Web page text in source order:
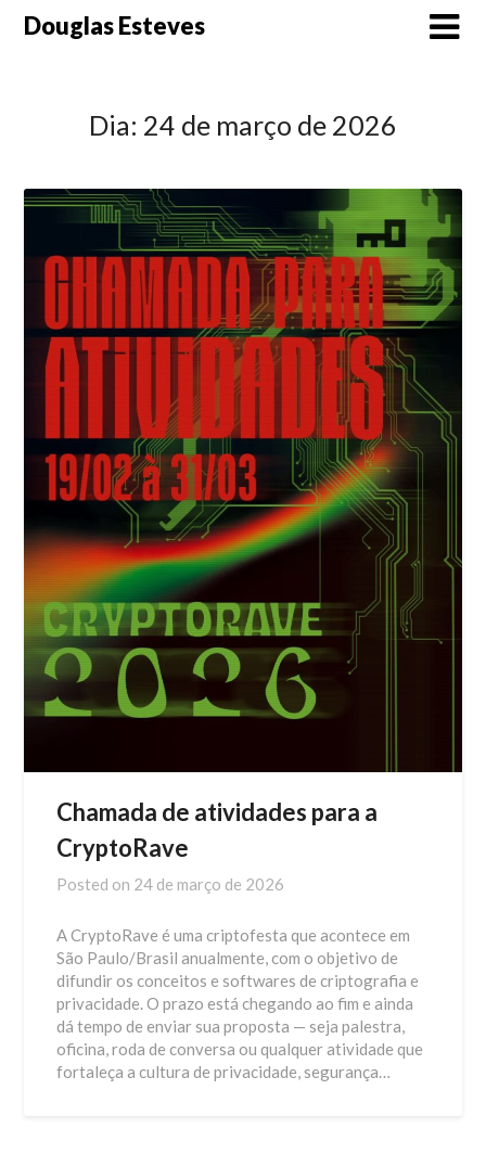
SkipDouglas Esteves
Dia: 24 de março de 2026
Chamada de atividades para a
CryptoRave
Posted on 24 de março de 2026
A CryptoRave é uma criptofesta que acontece em
São Paulo/Brasil anualmente, com o objetivo de
difundir os conceitos e softwares de criptografia e
privacidade. O prazo está chegando ao fim e ainda
dá tempo de enviar sua proposta — seja palestra,
oficina, roda de conversa ou qualquer atividade que
fortaleça a cultura de privacidade, segurança…